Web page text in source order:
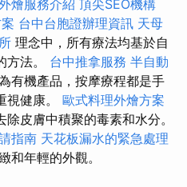
燴服務介紹 頂尖SEO機構
台中台胞證辦理資訊 天母
理念中，所有療法均基於自
方法。 台中推拿服務 半自動
有機產品，按摩療程都是手
視健康。 歐式料理外燴方案
皮膚中積聚的毒素和水分。
指南 天花板漏水的緊急處理
和年輕的外觀。